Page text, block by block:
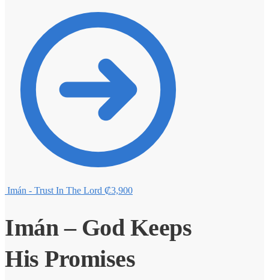
Imán - Trust In The Lord ₡3,900
Imán – God Keeps
His Promises